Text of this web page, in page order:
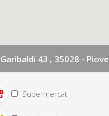
Garibaldi 43 , 35028 -
Supermercati